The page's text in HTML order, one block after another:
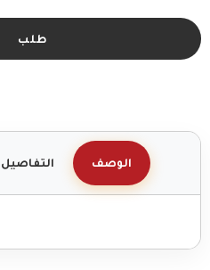
طلب
الوصف التفاصيل